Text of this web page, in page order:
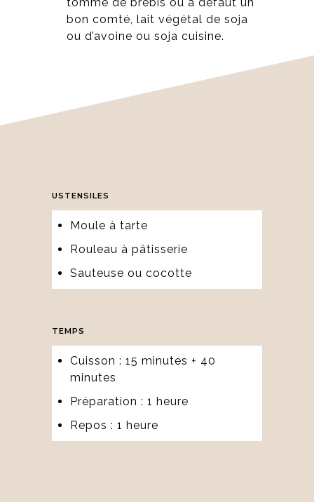
bon comté, lait végétal de soja
ou d’avoine ou soja cuisine.
USTENSILES
Moule à tarte
Rouleau à pâtisserie
Sauteuse ou cocotte
TEMPS
Cuisson : 15 minutes + 40
minutes
Préparation : 1 heure
Repos : 1 heure